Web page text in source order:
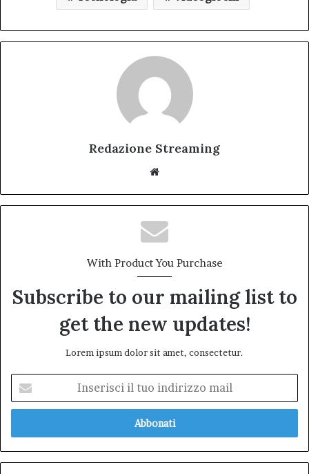
Redazione Streaming
With Product You Purchase
Subscribe to our mailing list to
get the new updates!
Lorem ipsum dolor sit amet, consectetur.
tuo
mail